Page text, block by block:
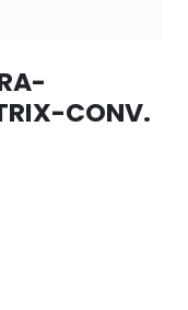
CONV.